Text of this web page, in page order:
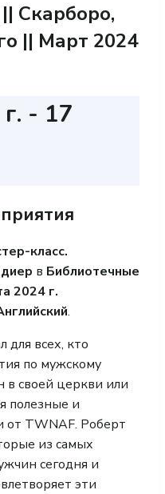
Скарборо,
|| Март 2024
- 17
класс.
в Библиотечные
2024 г.
.
всех, кто
по мужскому
в своей церкви или
полезные и
от TWNAF. Роберт
из самых
сегодня и
эти